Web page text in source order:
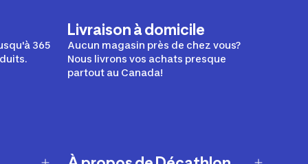
365
Livraison à domicile
Aucun magasin près de chez vous?
Nous livrons vos achats presque
partout au Canada!